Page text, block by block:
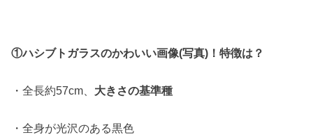
①ハシブトガラスのかわいい画像(写真)！特徴は？
・全長約57cm、 大きさの基準種
・全身が光沢のある黒色